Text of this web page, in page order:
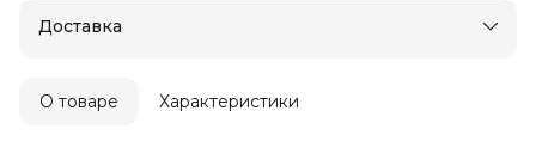
Доставка
О товаре Характеристики